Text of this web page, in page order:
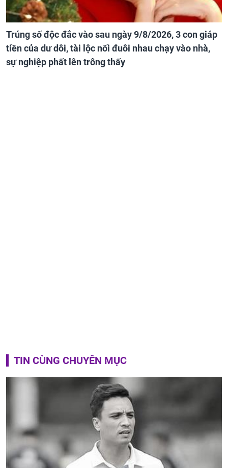
Trúng số độc đắc vào sau ngày 9/8/2026, 3 con giáp
tiền của dư dôi, tài lộc nối đuôi nhau chạy vào nhà,
sự nghiệp phất lên trông thấy
TIN CÙNG CHUYÊN MỤC